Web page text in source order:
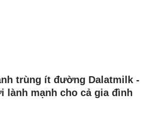
trùng ít đường Dalatmilk -
lành mạnh cho cả gia đình